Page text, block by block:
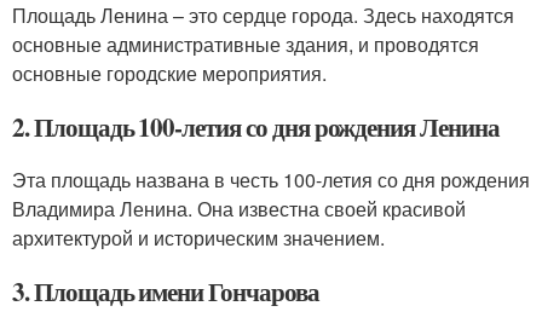
Площадь Ленина – это сердце города. Здесь находятся
основные административные здания, и проводятся
основные городские мероприятия.
2. Площадь 100-летия со дня рождения Ленина
Эта площадь названа в честь 100-летия со дня рождения
Владимира Ленина. Она известна своей красивой
архитектурой и историческим значением.
3. Площадь имени Гончарова